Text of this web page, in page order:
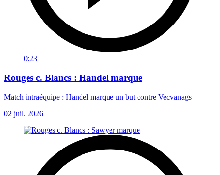
0:23
Rouges c. Blancs : Handel marque
Match intraéquipe : Handel marque un but contre Vecvanags
02 juil. 2026